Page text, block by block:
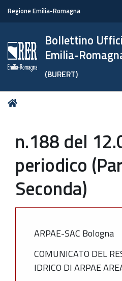
Regione Emilia-Romagna
Bollettino
Emilia-
(BURERT)
Tu
n.188 del
periodico
Seconda)
ARPAE-SAC Bologna
COMUNICATO DEL
IDRICO DI ARPAE